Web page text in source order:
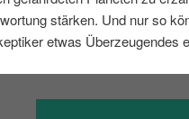
stärken. Und nur so
etwas Überzeugendes